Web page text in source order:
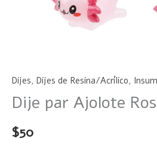
Dijes, Dijes de Resina/Acrílico,
Dije par Ajolote
$50